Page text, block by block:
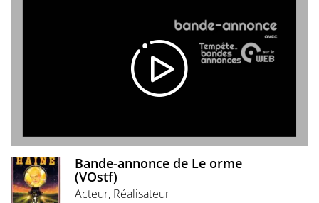
Bande-annonce de Le orme
(VOstf)
Acteur, Réalisateur